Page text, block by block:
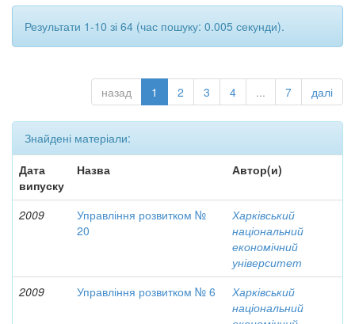
Результати 1-10 зі 64 (час пошуку: 0.005 секунди).
назад 1 2 3 4 ... 7 далі
Знайдені матеріали:
Дата
випуску
Назва Автор(и)
2009
Управління розвитком №
20
Харківський
національний
економічний
університет
2009
Управління розвитком № 6
Харківський
національний